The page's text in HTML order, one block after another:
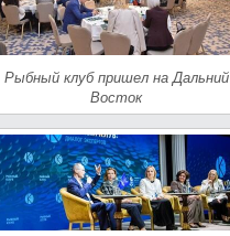
Рыбный клуб пришел на Дальний
Восток